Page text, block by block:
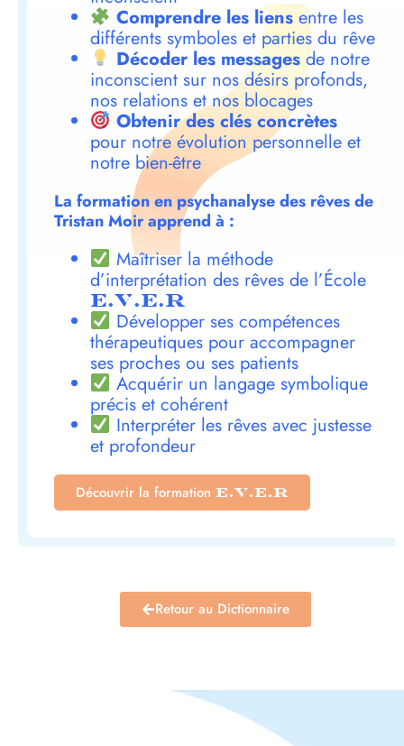
Comprendre les liensentre les
différents symboles et parties du rêve
Décoder les messagesde notre
inconscient sur nos désirs profonds,
nos relations et nos blocages
Obtenir des clés concrètes
pour notre évolution personnelle et
notre bien-être
La formation en psychanalyse des rêves de
Tristan Moir apprend à :
Maîtriser la méthode
d’interprétation des rêves de l’École
E.V.E.R
Développer ses compétences
thérapeutiques pour accompagner
ses proches ou ses patients
Acquérir un langage symbolique
précis et cohérent
Interpréter les rêves avec justesse
et profondeur
Découvrir la formation E.V.E.R
Retour au Dictionnaire